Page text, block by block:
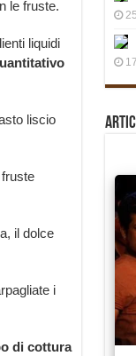
le fruste.
liquidi
liscio
il dolce
i
di cottura